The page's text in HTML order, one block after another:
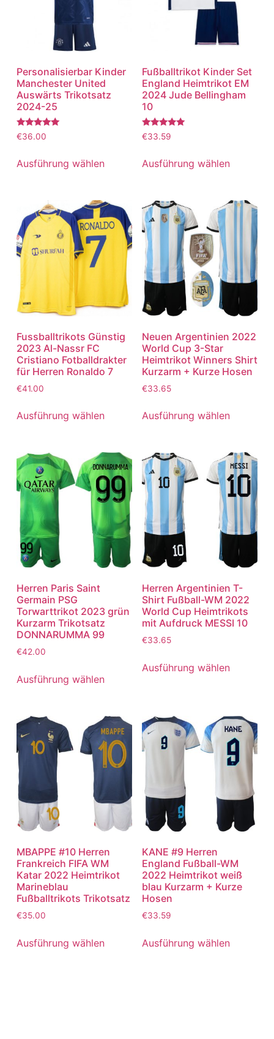
Personalisierbar Kinder
Manchester United
Auswärts Trikotsatz
2024-25
Bewertet
mit
von 5
€36.00
Ausführung wählen
Fußballtrikot Kinder Set
England Heimtrikot EM
2024 Jude Bellingham
10
Bewertet
mit
von 5
€33.59
Ausführung wählen
Fussballtrikots Günstig
2023 Al-Nassr FC
Cristiano Fotballdrakter
für Herren Ronaldo 7
€41.00
Ausführung wählen
Neuen Argentinien 2022
World Cup 3-Star
Heimtrikot Winners Shirt
Kurzarm + Kurze Hosen
€33.65
Ausführung wählen
Herren Paris Saint
Germain PSG
Torwarttrikot 2023 grün
Kurzarm Trikotsatz
DONNARUMMA 99
€42.00
Ausführung wählen
Herren Argentinien T-
Shirt Fußball-WM 2022
World Cup Heimtrikots
mit Aufdruck MESSI 10
€33.65
Ausführung wählen
MBAPPE #10 Herren
Frankreich FIFA WM
Katar 2022 Heimtrikot
Marineblau
Fußballtrikots Trikotsatz
€35.00
Ausführung wählen
KANE #9 Herren
England Fußball-WM
2022 Heimtrikot weiß
blau Kurzarm + Kurze
Hosen
€33.59
Ausführung wählen